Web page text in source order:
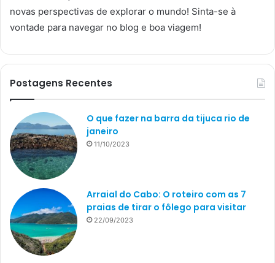
novas perspectivas de explorar o mundo! Sinta-se à
vontade para navegar no blog e boa viagem!
Postagens Recentes
O que fazer na barra da tijuca rio de
janeiro
11/10/2023
Arraial do Cabo: O roteiro com as 7
praias de tirar o fôlego para visitar
22/09/2023